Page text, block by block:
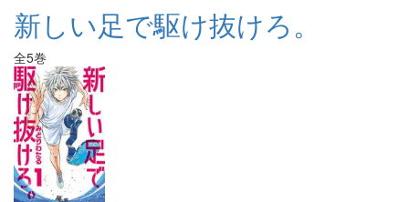
新しい足で駆け抜けろ。
全5巻